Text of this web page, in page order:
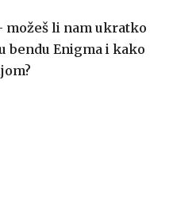
možeš li nam ukratko
bendu Enigma i kako